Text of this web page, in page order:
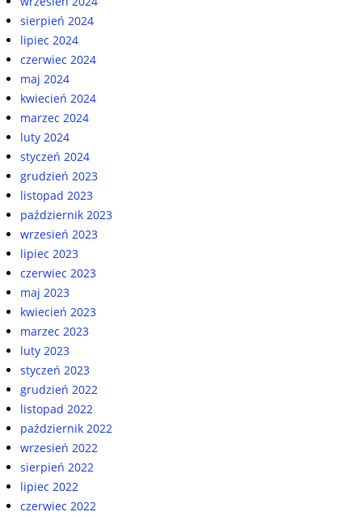
sierpień 2024
lipiec 2024
czerwiec 2024
maj 2024
kwiecień 2024
marzec 2024
luty 2024
styczeń 2024
grudzień 2023
listopad 2023
październik 2023
wrzesień 2023
lipiec 2023
czerwiec 2023
maj 2023
kwiecień 2023
marzec 2023
luty 2023
styczeń 2023
grudzień 2022
listopad 2022
październik 2022
wrzesień 2022
sierpień 2022
lipiec 2022
czerwiec 2022